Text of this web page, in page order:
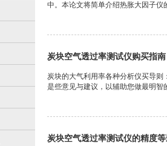
中。本论文将简单介绍热胀大因子
炭块空气透过率测试仪购买指
炭块的大气利用率各种分析仪买导
是些意见与建议，以辅助您做最明智
炭块空气透过率测试仪的精度